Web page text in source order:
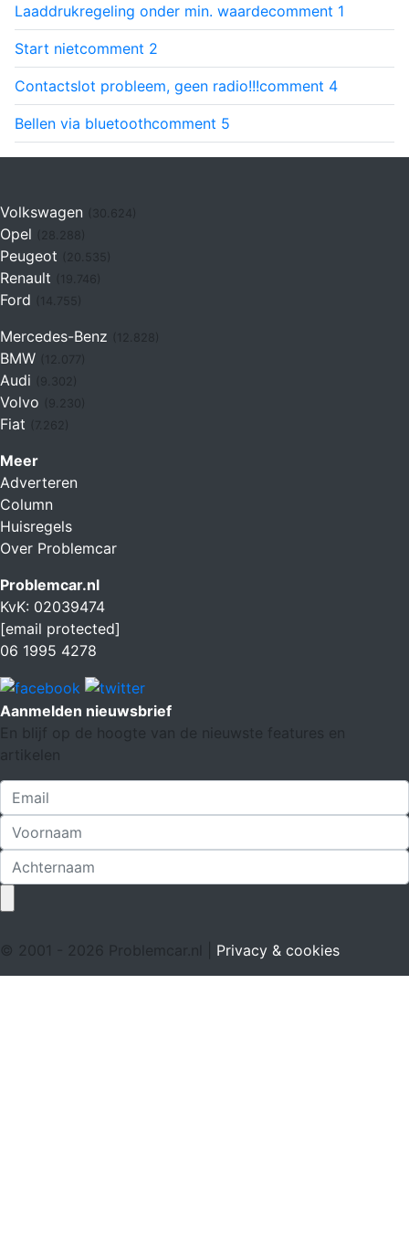
Laaddrukregeling onder min. waardecomment 1
Start nietcomment 2
Contactslot probleem, geen radio!!!comment 4
Bellen via bluetoothcomment 5
Volkswagen (30.624)
Opel
Peugeot
Renault (19.746)
Ford (14.755)
Mercedes-Benz
BMW
Audi
Volvo
Fiat (7.262)
Meer
Adverteren
Column
Huisregels
Over Problemcar
Problemcar.nl
KvK: 02039474
[email protected]
06 1995 4278
Aanmelden nieuwsbrief
En blijf op de hoogte van de nieuwste features en
artikelen
© 2001 - 2026 Problemcar.nl | Privacy & cookies